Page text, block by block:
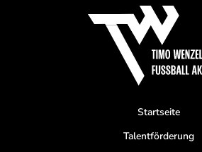
Startseite
Talentförderung